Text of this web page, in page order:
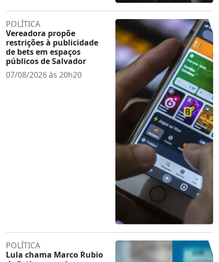
POLÍTICA
Vereadora propõe
restrições à publicidade
de bets em espaços
públicos de Salvador
07/08/2026 às 20h20
POLÍTICA
Lula chama Marco Rubio